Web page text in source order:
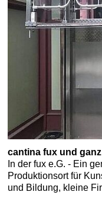
cantina fux und ganz
In der fux e.G. - Ein
Produktionsort für
und Bildung, kleine